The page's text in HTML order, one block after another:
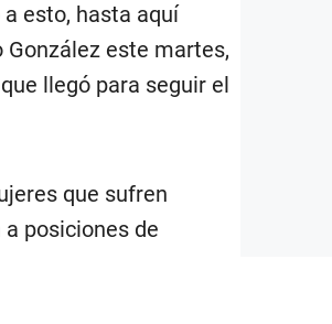
esto, hasta aquí
este martes,
llegó para seguir el
que sufren
posiciones de